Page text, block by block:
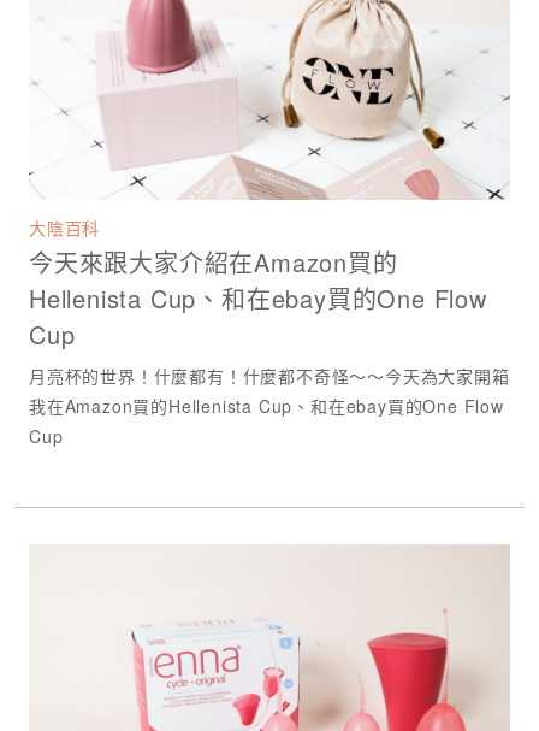
大陰百科
今天來跟大家介紹在Amazon買的
Hellenista Cup、和在ebay買的One Flow
Cup
月亮杯的世界！什麼都有！什麼都不奇怪～～今天為大家開箱
我在Amazon買的Hellenista Cup、和在ebay買的One Flow
Cup